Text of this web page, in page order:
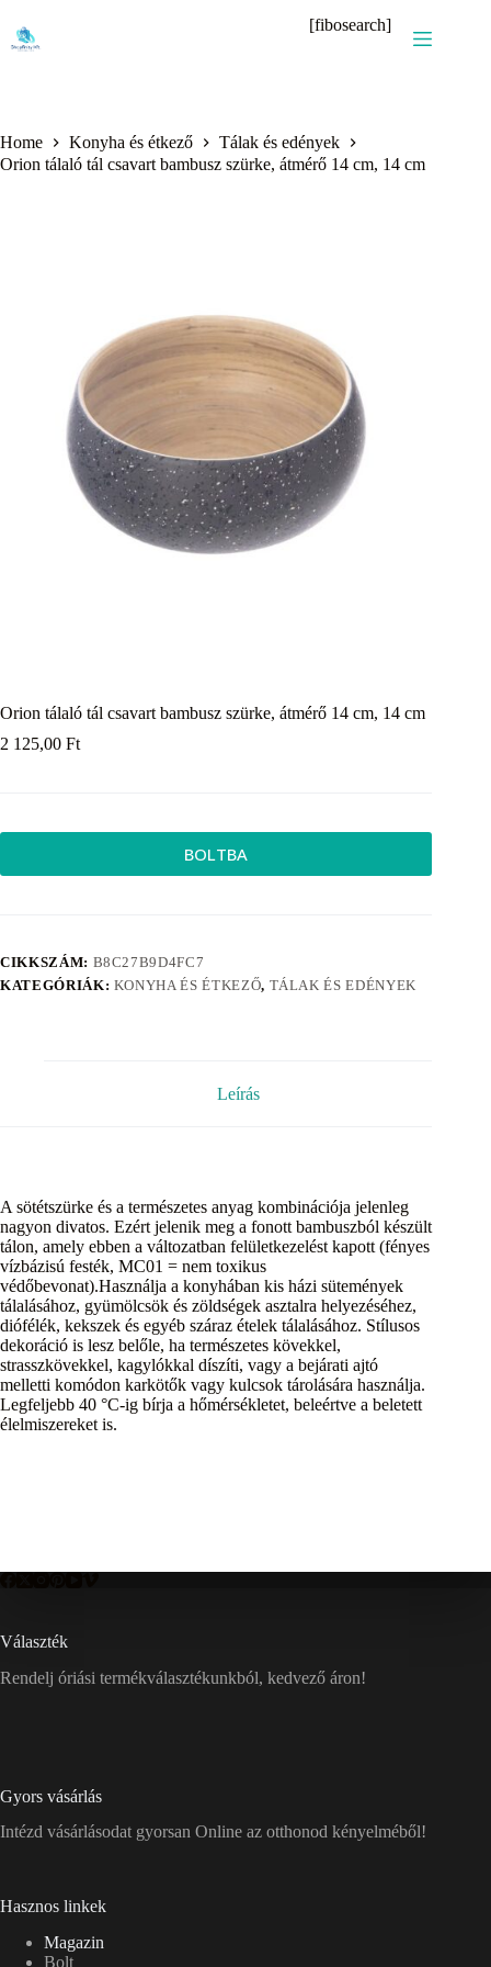
content
[fibosearch]
Home Konyha és étkező
Tálak és edények
Orion tálaló tál csavart bambusz szürke, átmérő 14 cm, 14 cm
Orion tálaló tál csavart bambusz szürke, átmérő 14 cm, 14 cm
2 125,00 Ft
BOLTBA
CIKKSZÁM: B8C27B9D4FC7
KATEGÓRIÁK: KONYHA ÉS ÉTKEZŐ, TÁLAK ÉS EDÉNYEK
Leírás
A sötétszürke és a természetes anyag kombinációja jelenleg
nagyon divatos. Ezért jelenik meg a fonott bambuszból készült
tálon, amely ebben a változatban felületkezelést kapott (fényes
vízbázisú festék, MC01 = nem toxikus
védőbevonat).Használja a konyhában kis házi sütemények
tálalásához, gyümölcsök és zöldségek asztalra helyezéséhez,
diófélék, kekszek és egyéb száraz ételek tálalásához. Stílusos
dekoráció is lesz belőle, ha természetes kövekkel,
strasszkövekkel, kagylókkal díszíti, vagy a bejárati ajtó
melletti komódon karkötők vagy kulcsok tárolására használja.
Legfeljebb 40 °C-ig bírja a hőmérsékletet, beleértve a beletett
élelmiszereket is.
Választék
Rendelj óriási termékválasztékunkból, kedvező áron!
Gyors vásárlás
Intézd vásárlásodat gyorsan Online az otthonod kényelméből!
Hasznos linkek
Magazin
Bolt